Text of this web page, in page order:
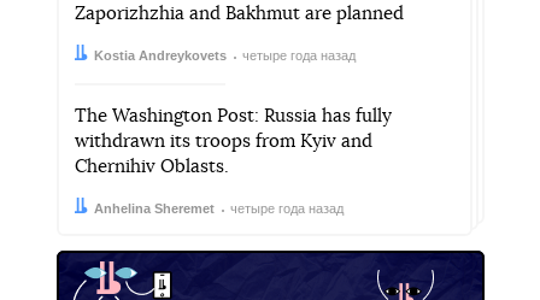
Zaporizhzhia and Bakhmut are planned
Автор:Kostia Andreykovets
Дата: четыре года назад
The Washington Post: Russia has fully
withdrawn its troops from Kyiv and
Chernihiv Oblasts.
Автор:
Anhelina Sheremet
Дата: четыре года назад